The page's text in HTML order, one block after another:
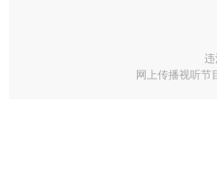
违
网上传播视听节